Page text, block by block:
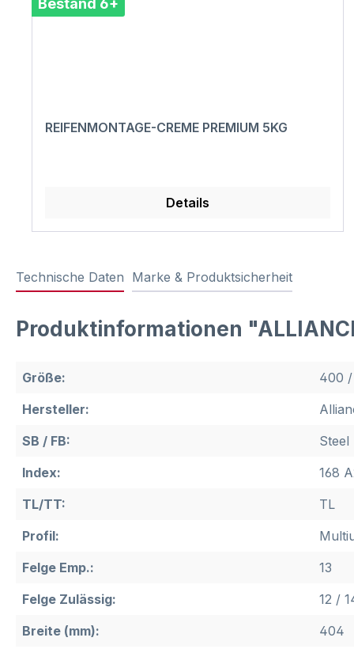
Bestand 6+
REIFENMONTAGE-CREME PREMIUM 5KG
Details
Technische Daten Marke & Produktsicherheit
Produktinformationen
Größe:
400
Hersteller:
SB / FB:
Steel
Index:
168
TL/TT:
TL
Profil:
Felge Emp.:
13
Felge Zulässig:
12 /
Breite (mm):
404